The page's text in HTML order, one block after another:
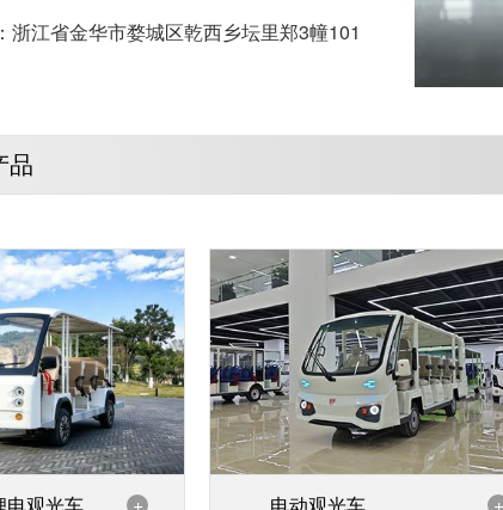
浙江省金华市婺城区乾西乡坛里郑3幢101
品